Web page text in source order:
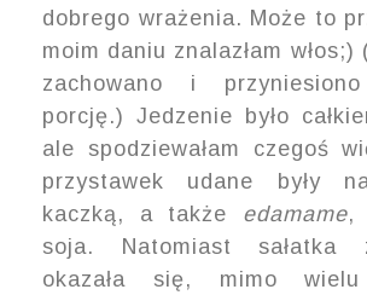
dobrego wrażenia. Może to
moim daniu znalazłam włos;)
zachowano i
porcję.) Jedzenie było
ale spodziewałam czegoś
przystawek udane były
kaczką, a także edamame,
soja. Natomiast sałatka
okazała się, mimo wielu